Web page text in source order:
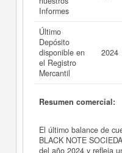
Informes
Último
Depósito
disponible en
el Registro
Mercantil
2024
Resumen comercial:
El último balance de
BLACK NOTE
del año 2024 y refleja